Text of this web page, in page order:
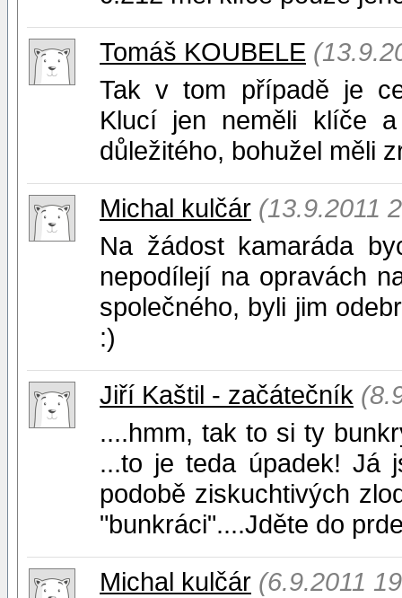
Tomáš KOUBELE
Tak v tom případě je
Klucí jen neměli klíče
důležitého, bohužel měli
Michal kulčár (13.9.2011
Na žádost kamaráda
nepodílejí na opravách
společného, byli jim
:)
Jiří Kaštil - začátečník
....hmm, tak to si ty
...to je teda úpadek! Já
podobě ziskuchtivých
"bunkráci"....Jděte do
Michal kulčár (6.9.2011